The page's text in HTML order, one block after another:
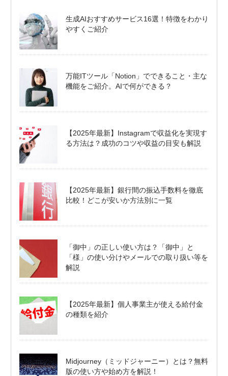
生成AIおすすめサービス16選！特徴をわかり
やすくご紹介
万能ITツール「Notion」でできること・主な
機能をご紹介。AIで何ができる？
【2025年最新】Instagramで収益化を実現す
る方法は？成功のコツや収益の目安も解説
【2025年最新】銀行間の振込手数料を徹底
比較！どこが安いか方法別に一覧
「御中」の正しい使い方は？「御中」と
「様」の使い分けやメールでの取り扱い等を
解説
【2025年最新】個人事業主が使える給付金
の種類を紹介
Midjourney（ミッドジャーニー）とは？無料
版の使い方や始め方を解説！